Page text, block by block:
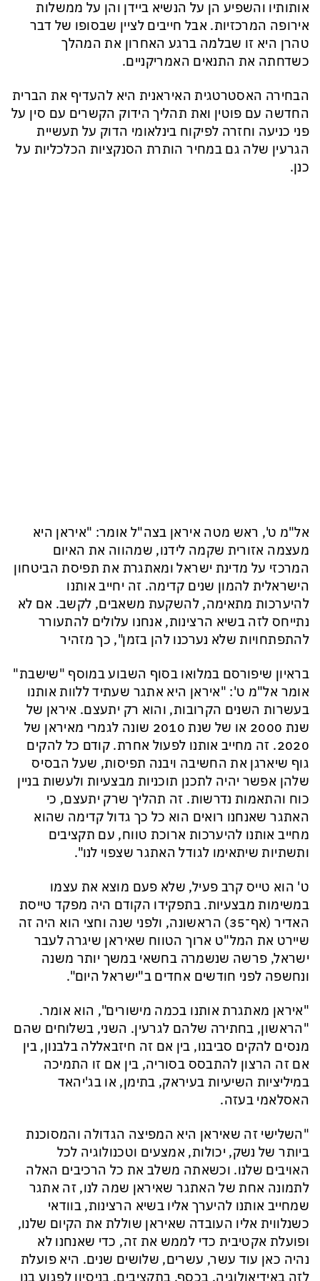
אותותיו והשפיע הן על הנשיא ביידן והן על ממשלות
אירופה המרכזיות. אבל חייבים לציין שבסופו של דבר
טהרן היא זו שבלמה ברגע האחרון את המהלך
כשדחתה את התנאים האמריקניים.
הבחירה האסטרטגית האיראנית היא להעדיף את הברית
החדשה עם פוטין ואת תהליך הידוק הקשרים עם סין על
פני כניעה וחזרה לפיקוח בינלאומי הדוק על תעשיית
הגרעין שלה גם במחיר הותרת הסנקציות הכלכליות על
כנן.
אל"מ ט', ראש מטה איראן בצה"ל אומר: "איראן היא
מעצמה אזורית שקמה לידנו, שמהווה את האיום
המרכזי על מדינת ישראל ומאתגרת את תפיסת הביטחון
הישראלית להמון שנים קדימה. זה יחייב אותנו
להיערכות מתאימה, להשקעת משאבים, לקשב. אם לא
נתייחס לזה בשיא הרצינות, אנחנו עלולים להתעורר
להתפתחויות שלא נערכנו להן בזמן", כך מזהיר
בראיון שיפורסם במלואו בסוף השבוע במוסף "שישבת"
אומר אל"מ ט': "איראן היא אתגר שעתיד ללוות אותנו
בעשרות השנים הקרובות, והוא רק יתעצם. איראן של
שנת 2000 או של שנת 2010 שונה לגמרי מאיראן של
2020. זה מחייב אותנו לפעול אחרת. קודם כל להקים
גוף שיארגן את החשיבה ויבנה תפיסות, שעל הבסיס
שלהן אפשר יהיה לתכנן תוכניות מבצעיות ולעשות בניין
כוח והתאמות נדרשות. זה תהליך שרק יתעצם, כי
האתגר שאנחנו רואים הוא כל כך גדול קדימה שהוא
מחייב אותנו להיערכות ארוכת טווח, עם תקציבים
ותשתיות שיתאימו לגודל האתגר שצפוי לנו".
ט' הוא טייס קרב פעיל, שלא פעם מוצא את עצמו
במשימות מבצעיות. בתפקידו הקודם היה מפקד טייסת
האדיר (אף־35) הראשונה, ולפני שנה וחצי הוא היה זה
שיירט את המל"ט ארוך הטווח שאיראן שיגרה לעבר
ישראל, פרשה שנשמרה בחשאי במשך יותר משנה
ונחשפה לפני חודשים אחדים ב"ישראל היום".
"איראן מאתגרת אותנו בכמה מישורים", הוא אומר.
"הראשון, בחתירה שלהם לגרעין. השני, בשלוחים שהם
מנסים להקים סביבנו, בין אם זה חיזבאללה בלבנון, בין
אם זה הרצון להתבסס בסוריה, בין אם זו התמיכה
במיליציות השיעיות בעיראק, בתימן, או בג'יהאד
האסלאמי בעזה.
"השלישי זה שאיראן היא המפיצה הגדולה והמסוכנת
ביותר של נשק, יכולות, אמצעים וטכנולוגיה לכל
האויבים שלנו. וכשאתה משלב את כל הרכיבים האלה
לתמונה אחת של האתגר שאיראן שמה לנו, זה אתגר
שמחייב אותנו להיערך אליו בשיא הרצינות, בוודאי
כשנלווית אליו העובדה שאיראן שוללת את הקיום שלנו,
ופועלת אקטיבית כדי לממש את זה, כדי שאנחנו לא
נהיה כאן עוד עשר, עשרים, שלושים שנים. היא פועלת